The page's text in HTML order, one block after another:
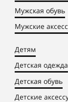
Мужская обувь
Мужские
Детям
Детская одежда
Детская обувь
Детские